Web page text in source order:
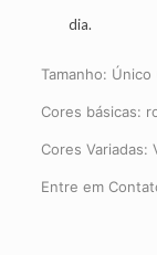
dia.
Tamanho:
Cores básicas:
Cores Variadas:
Entre em